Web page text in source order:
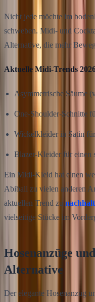
Nicht jede möchte im
schweben. Midi- und
Alternative, die mehr
Aktuelle Midi-Trends
Asymmetrische Säume
One-Shoulder-Schnitte
Wickelkleider in Satin
Blazer-Kleider für einen
Ein Midi-Kleid hat einen
Abiball zu vielen anderen
aktuellen Trend zu
vielseitige Stücke im
Hosenanzüge
Alternative
Der elegante Hosenanzug